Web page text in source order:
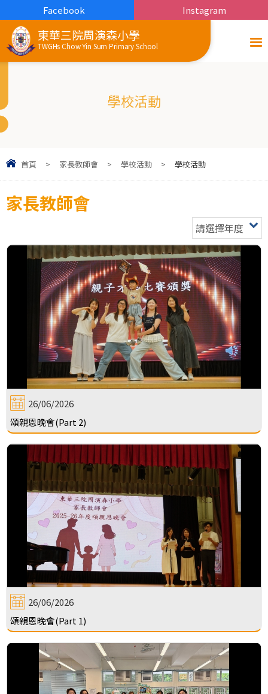
東華三院周演森小學
TWGHs Chow Yin Sum Primary School
Facebook Instagram
學校活動
首頁 > 家長教師會 > 學校活動 > 學校活動
家長教師會
請選擇年度
26/06/2026
頌親恩晚會(Part 2)
26/06/2026
頌親恩晚會(Part 1)